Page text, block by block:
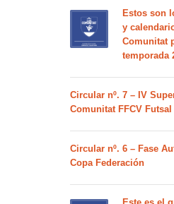
Estos son
y
Comunitat
temporada
Circular nº. 7 – IV
Comunitat FFCV Futsal
Circular nº. 6 – Fase
Copa Federación